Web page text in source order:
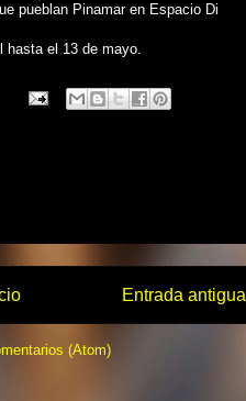
pueblan Pinamar en Espacio Di
hasta el 13 de mayo.
Entrada antigua
(Atom)